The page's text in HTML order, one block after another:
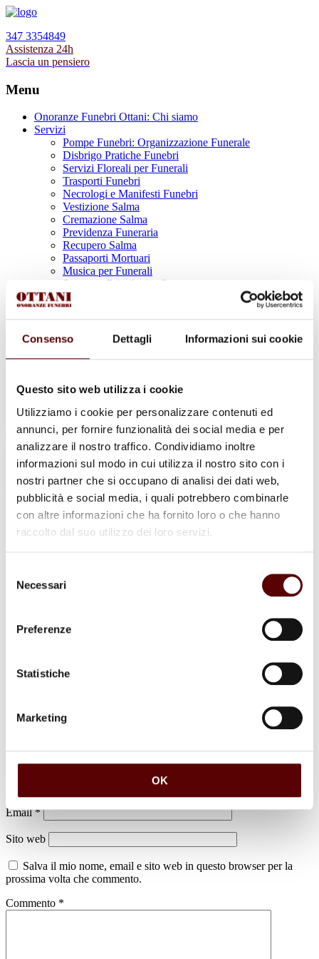
Consenso Dettagli Informazioni sui cookie
Questo sito web utilizza i cookie
Utilizziamo i cookie per personalizzare contenuti ed
annunci, per fornire funzionalità dei social media e per
analizzare il nostro traffico. Condividiamo inoltre
informazioni sul modo in cui utilizza il nostro sito con i
nostri partner che si occupano di analisi dei dati web,
pubblicità e social media, i quali potrebbero combinarle
con altre informazioni che ha fornito loro o che hanno
raccolto dal suo utilizzo dei loro servizi.
delNecessari
Preferenze
Statistiche
Marketing
OK
347 3354849
Assistenza 24h
Lascia un pensiero
Menu
Onoranze Funebri Ottani: Chi siamo
Servizi
Pompe Funebri: Organizzazione Funerale
Disbrigo Pratiche Funebri
Servizi Floreali per Funerali
Trasporti Funebri
Necrologi e Manifesti Funebri
Vestizione Salma
Cremazione Salma
Previdenza Funeraria
Recupero Salma
Passaporti Mortuari
Musica per Funerali
Supporto Psicologico Lutto
Prodotti Funerari
Lapidi, Lastre tombali e Monumenti Funerari
Urne Cinerarie
Allestimento Funebre
In caso di decesso
News
Info e Contatti
Cerca
per:
Norge Bitelli
14 Maggio 1926 - 14 Maggio 2024
Condividi
Lascia un commento
Il tuo indirizzo email non sarà pubblicato. I campi obbligatori sono
contrassegnati*
Email*
Sito web
Salva il mio nome, email e sito web in questo browser per la
prossima volta che commento.
Commento *